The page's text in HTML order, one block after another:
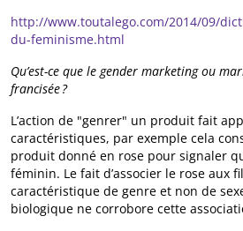
http://www.toutalego.com/2014/09/
du-feminisme.html
Qu’est-ce que le gender marketing ou
francisée ?
L’action de "genrer" un produit fait
caractéristiques, par exemple cela
produit donné en rose pour signaler
féminin. Le fait d’associer le rose aux
caractéristique de genre et non de
biologique ne corrobore cette